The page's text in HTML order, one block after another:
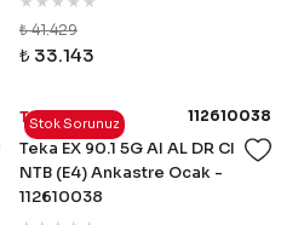
₺ 41.429
₺ 33.143
Stok Sorunuz
Teka 112610038
Teka EX 90.1 5G AI AL DR CI
NTB (E4) Ankastre Ocak -
112610038